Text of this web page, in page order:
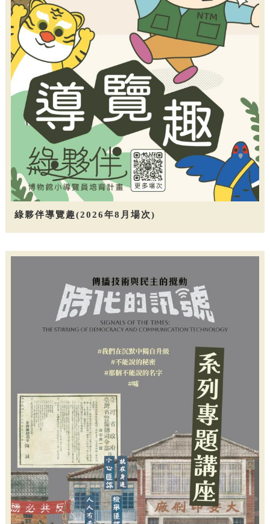
綠夥伴導覽趣(2026年8月場次)